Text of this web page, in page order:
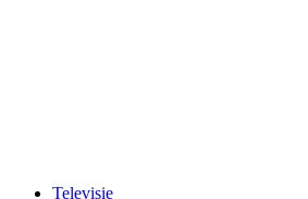
Televisie